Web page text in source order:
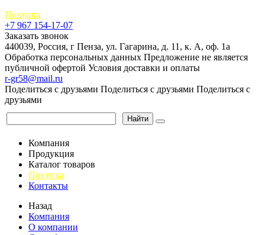
Покупка
+7 967 154-17-07
Заказать звонок
440039, Россия, г Пенза, ул. Гагарина, д. 11, к. А, оф. 1а
Обработка персональных данных Предложение не является
публичной офертой Условия доставки и оплаты
r-gr58@mail.ru
Поделиться с друзьями Поделиться с друзьями Поделиться с
друзьями
Найти
Компания
Продукция
Каталог товаров
Покупка
Контакты
Назад
Компания
О компании